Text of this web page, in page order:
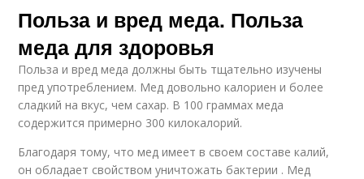
Польза и вред меда. Польза
меда для здоровья
Польза и вред меда должны быть тщательно изучены
пред употреблением. Мед довольно калориен и более
сладкий на вкус, чем сахар. В 100 граммах меда
содержится примерно 300 килокалорий.
Благодаря тому, что мед имеет в своем составе калий,
он обладает свойством уничтожать бактерии . Мед